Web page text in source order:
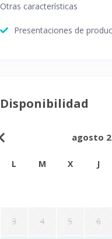
Otras características
Presentaciones de
Disponibilidad
agosto
L M X J
3 4 5 6